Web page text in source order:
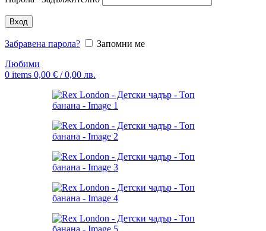
Вход
Забравена парола?
Запомни ме
Любими
0 items 0,00 € / 0,00 лв.